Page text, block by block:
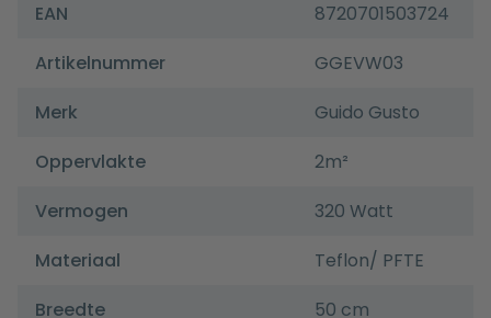
EAN
8720701503724
Artikelnummer
GGEVW03
Merk
Guido Gusto
Oppervlakte
2m²
Vermogen
320 Watt
Materiaal
Teflon/ PFTE
Breedte
50 cm